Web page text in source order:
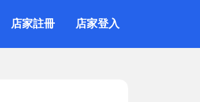
店家註冊 店家登入